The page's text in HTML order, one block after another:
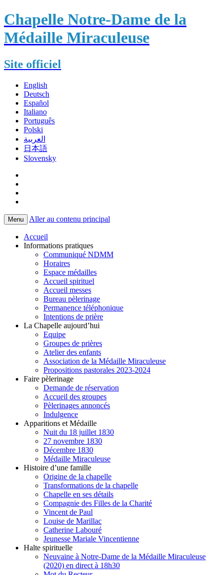
Chapelle Notre-Dame de la
Médaille Miraculeuse
Site officiel
English
Deutsch
Español
Italiano
Português
Polski
العربية
日本語
Slovensky
Menu Aller au contenu principal
Accueil
Informations pratiques
Communiqué NDMM
Horaires
Espace médailles
Accueil spirituel
Accueil messes
Bureau pèlerinage
Permanence téléphonique
Intentions de prière
La Chapelle aujourd’hui
Equipe
Groupes de prières
Atelier des enfants
Association de la Médaille Miraculeuse
Propositions pastorales 2023-2024
Faire pèlerinage
Demande de réservation
Accueil des groupes
Pèlerinages annoncés
Indulgence
Apparitions et Médaille
Nuit du 18 juillet 1830
27 novembre 1830
Décembre 1830
Médaille Miraculeuse
Histoire d’une famille
Origine de la chapelle
Transformations de la chapelle
Chapelle en ses détails
Compagnie des Filles de la Charité
Vincent de Paul
Louise de Marillac
Catherine Labouré
Jeunesse Mariale Vincentienne
Halte spirituelle
Neuvaine à Notre-Dame de la Médaille Miraculeuse
(2020) en direct à 18h30